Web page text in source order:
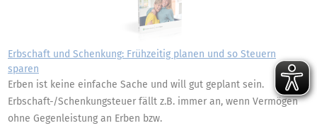
Erbschaft und Schenkung: Frühzeitig planen und so Steuern
sparen
Erben ist keine einfache Sache und will gut geplant sein.
Erbschaft-/Schenkungsteuer fällt z.B. immer an, wenn Vermögen
ohne Gegenleistung an Erben bzw.